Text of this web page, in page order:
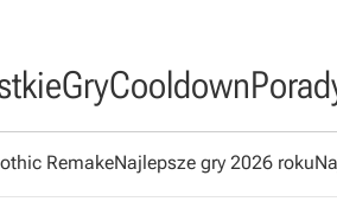
GryCooldown
RemakeNajlepsze gry 2026 roku